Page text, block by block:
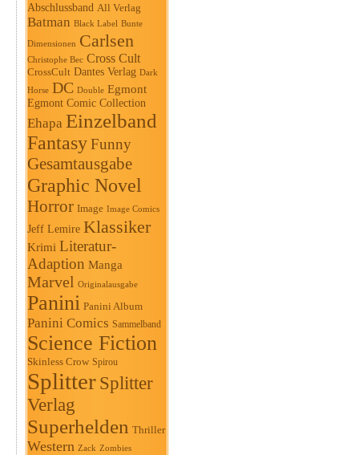
Abschlussband All Verlag
Batman Black Label Bunte
Dimensionen Carlsen
Christophe Bec Cross Cult
CrossCult Dantes Verlag Dark
Horse DC Double Egmont
Egmont Comic Collection
Ehapa Einzelband
FantasyFunny
Gesamtausgabe
Graphic Novel
Horror Image Image Comics
Jeff Lemire Klassiker
Krimi Literatur-
Adaption Manga
Marvel Originalausgabe
Panini Panini Album
Panini Comics Sammelband
Science Fiction
Skinless Crow Spirou
Splitter Splitter
Verlag
Superhelden Thriller
Western Zack Zombies